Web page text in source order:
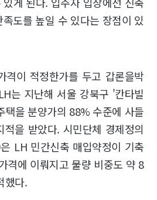
도를 높일 수 있다는 장점이 있
격이 적정한가를 두고 갑론을박
는 지난해 서울 강북구 '칸타빌
택을 분양가의 88% 수준에 사들
을 받았다. 시민단체 경제정의
LH 민간신축 매입약정이 기축
격에 이뤄지고 물량 비중도 약 8
했다.